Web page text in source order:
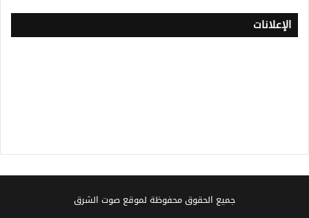
الإعلانات
جميع الحقوق محفوظة لموقع صوت الشرق